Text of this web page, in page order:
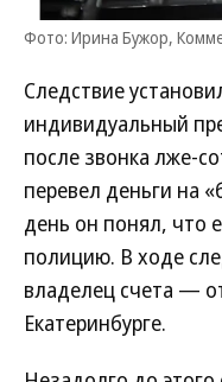
Фото: Ирина Бужор,
Следствие
индивидуальный
после звонка лже-
перевел деньги на
день он понял, что
полицию. В ходе
владелец счета —
Екатеринбурге.